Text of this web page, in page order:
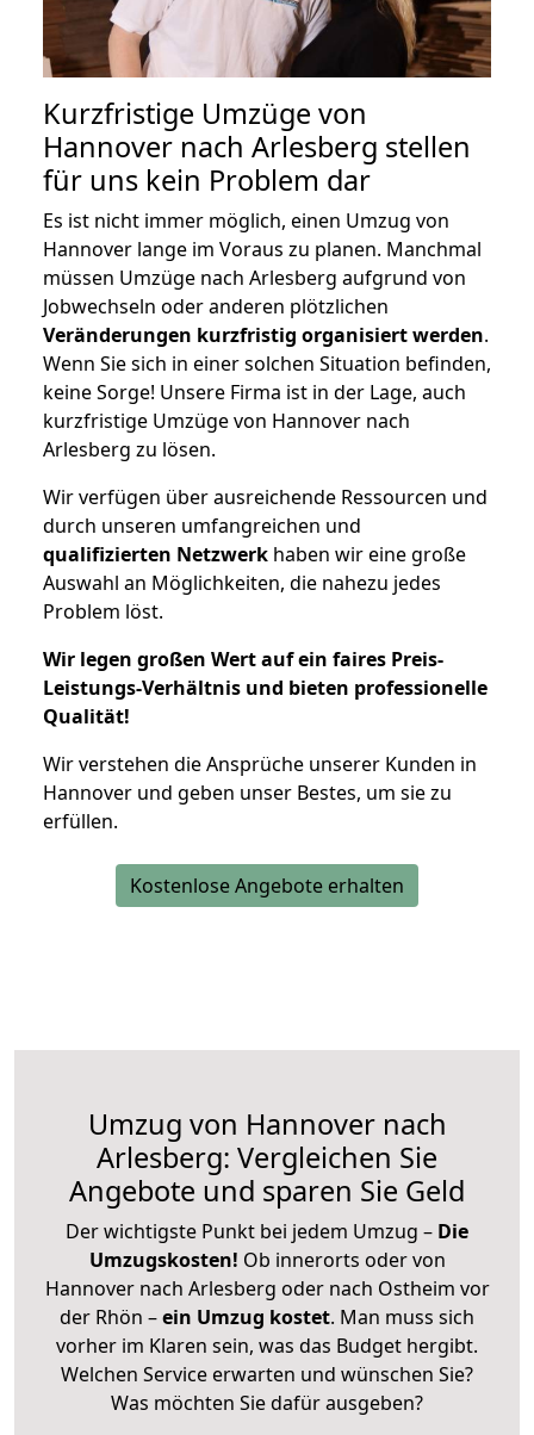
Kurzfristige Umzüge von
Hannover nach Arlesberg stellen
für uns kein Problem dar
Es ist nicht immer möglich, einen Umzug von
Hannover lange im Voraus zu planen. Manchmal
müssen Umzüge nach Arlesberg aufgrund von
Jobwechseln oder anderen plötzlichen
Veränderungen kurzfristig organisiert werden.
Wenn Sie sich in einer solchen Situation befinden,
keine Sorge! Unsere Firma ist in der Lage, auch
kurzfristige Umzüge von Hannover nach
Arlesberg zu lösen.
Wir verfügen über ausreichende Ressourcen und
durch unseren umfangreichen und
qualifizierten Netzwerk haben wir eine große
Auswahl an Möglichkeiten, die nahezu jedes
Problem löst.
Wir legen großen Wert auf ein faires Preis-
Leistungs-Verhältnis und bieten professionelle
Qualität!
Wir verstehen die Ansprüche unserer Kunden in
Hannover und geben unser Bestes, um sie zu
erfüllen.
Kostenlose Angebote erhalten
Umzug von Hannover nach
Arlesberg: Vergleichen Sie
Angebote und sparen Sie Geld
Der wichtigste Punkt bei jedem Umzug – Die
Umzugskosten! Ob innerorts oder von
Hannover nach Arlesberg oder nach Ostheim vor
der Rhön –ein Umzug kostet. Man muss sich
vorher im Klaren sein, was das Budget hergibt.
Welchen Service erwarten und wünschen Sie?
Was möchten Sie dafür ausgeben?